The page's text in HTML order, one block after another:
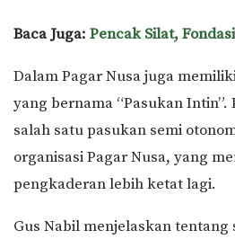
Baca Juga: Pencak Silat,
Dalam Pagar Nusa juga
yang bernama “Pasukan
salah satu pasukan semi
organisasi Pagar Nusa, yang
pengkaderan lebih ketat lagi.
Gus Nabil menjelaskan